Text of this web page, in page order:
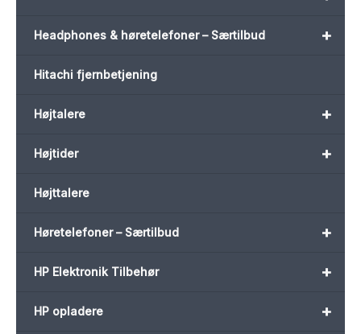
+
Headphones & høretelefoner – Særtilbud
Hitachi fjernbetjening
+
Højtalere
+
Højtider
Højttalere
+
Høretelefoner – Særtilbud
+
HP Elektronik Tilbehør
+
HP opladere